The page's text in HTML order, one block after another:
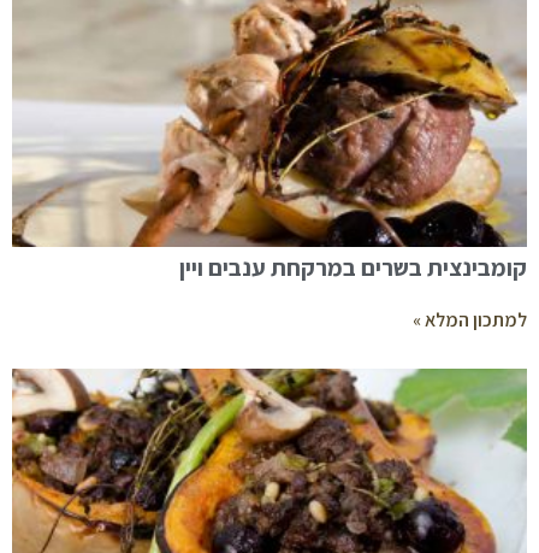
קומבינצית בשרים במרקחת ענבים ויין
למתכון המלא »